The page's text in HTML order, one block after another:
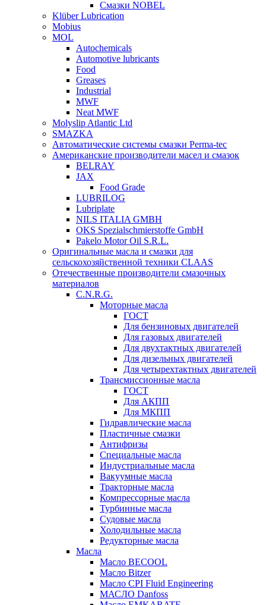
Смазки NOBEL
Klüber Lubrication
Mobius
MOL
Autochemicals
Automotive lubricants
Food
Greases
Industrial
MWF
Neat MWF
Molyslip Atlantic Ltd
SMAZKA
Автоматические системы смазки Perma-tec
Американские производители масел и смазок
BELRAY
JAX
Food Grade
LUBRILOG
Lubriplate
NILS ITALIA GMBH
OKS Spezialschmierstoffe GmbH
Pakelo Motor Oil S.R.L.
Оригинальные масла и смазки для
сельскохозяйственной техники CLAAS
Отечественные производители смазочных
материалов
C.N.R.G.
Моторные масла
ГОСТ
Для бензиновых двигателей
Для газовых двигателей
Для двухтактных двигателей
Для дизельных двигателей
Для четырехтактных двигателей
Трансмиссионные масла
ГОСТ
Для АКПП
Для МКПП
Гидравлические масла
Пластичные смазки
Антифризы
Специальные масла
Индустриальные масла
Вакуумные масла
Тракторные масла
Компрессорные масла
Турбинные масла
Судовые масла
Холодильные масла
Редукторные масла
Масла
Масло BECOOL
Масло Bitzer
Масло CPI Fluid Engineering
МАСЛО Danfoss